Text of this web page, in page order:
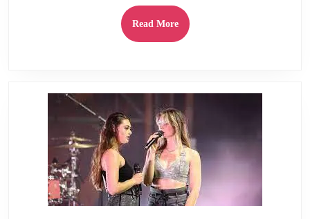
Muziek
Overal
Read MoreRead
More